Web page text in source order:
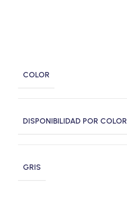
COLOR
DISPONIBILIDAD POR COLOR
GRIS